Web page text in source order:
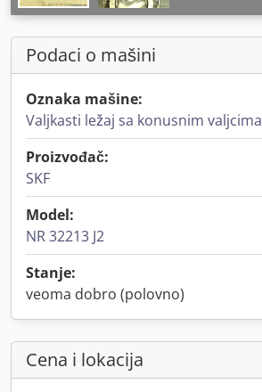
Podaci o mašini
Oznaka mašine:
Valjkasti ležaj sa konusnim valjcima
Proizvođač:
SKF
Model:
NR 32213 J2
Stanje:
veoma dobro (polovno)
Cena i lokacija